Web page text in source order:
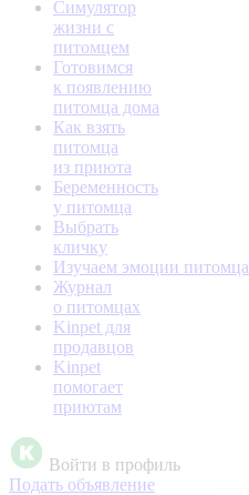
Симулятор
жизни с
питомцем
Готовимся
к появлению
питомца дома
Как взять
питомца
из приюта
Беременность
у питомца
Выбрать
кличку
Изучаем эмоции питомца
Журнал
о питомцах
Kinpet для
продавцов
Kinpet
помогает
приютам
Войти в профиль
Подать объявление